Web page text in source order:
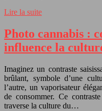
Lire la suite
Photo cannabis :
influence la
Imaginez un contraste
brûlant, symbole d’une
l’autre, un vaporisateur
de consommer. Ce
traverse la culture du…